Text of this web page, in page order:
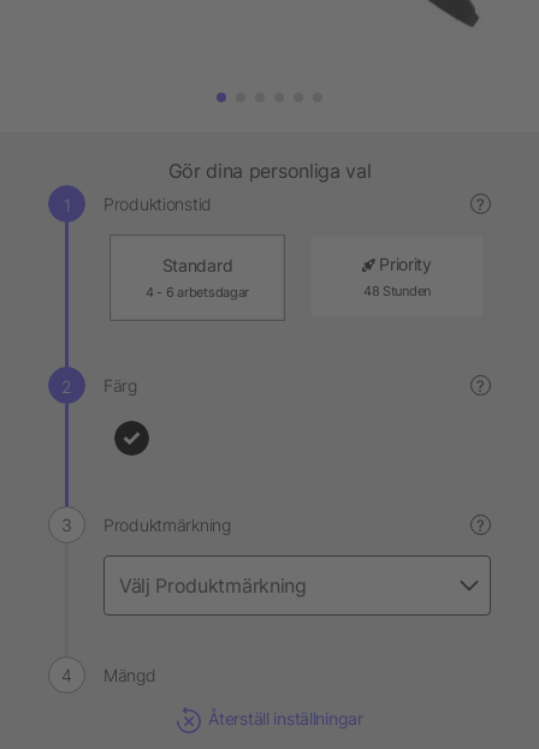
Gör dina personliga val
Produktionstid ?
Standard
4 - 6 arbetsdagar
Priority
48 Stunden
Färg ?
Produktmärkning ?
Mängd
Återställ inställningar